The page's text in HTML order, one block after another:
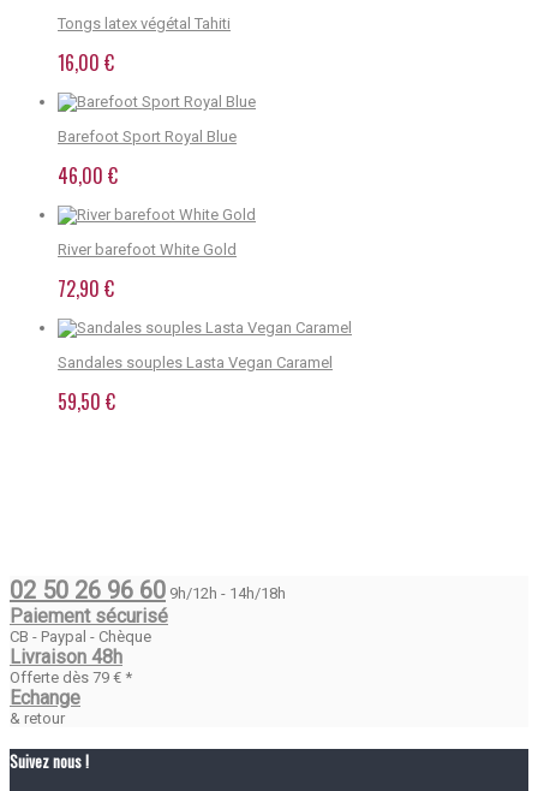
Tongs latex végétal Tahiti
16,00 €
Barefoot Sport Royal Blue
46,00 €
River barefoot White Gold
72,90 €
Sandales souples Lasta Vegan Caramel
59,50 €
02 50 26 96 60 9h/12h - 14h/18h
Paiement sécurisé
CB - Paypal - Chèque
Livraison 48h
Offerte dès 79 € *
Echange
& retour
Suivez nous !